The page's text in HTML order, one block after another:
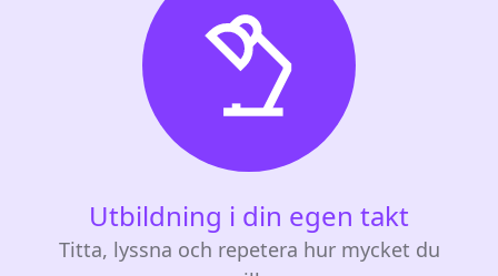
Utbildning i din egen takt
Titta, lyssna och repetera hur mycket du